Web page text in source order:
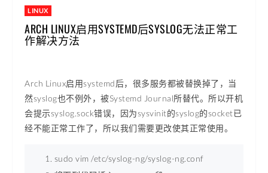
LINUX
ARCH LINUX启用SYSTEMD后SYSLOG无法正常工
作解决方法
Arch Linux启用systemd后，很多服务都被替换掉了，当
然syslog也不例外，被Systemd Journal所替代。所以开机
会提示syslog.sock错误，因为sysvinit的syslog的socket已
经不能正常工作了，所以我们需要更改使其正常使用。
sudo vim /etc/syslog-ng/syslog-ng.conf